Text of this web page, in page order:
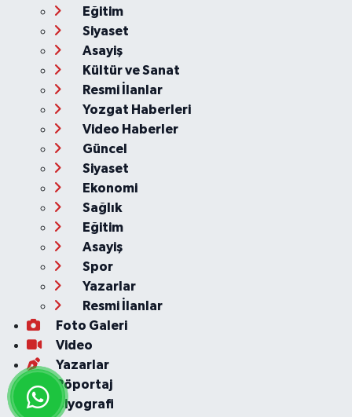
Eğitim
Siyaset
Asayiş
Kültür ve Sanat
Resmi İlanlar
Yozgat Haberleri
Video Haberler
Güncel
Siyaset
Ekonomi
Sağlık
Eğitim
Asayiş
Spor
Yazarlar
Resmi İlanlar
Foto Galeri
Video
Yazarlar
Röportaj
Biyografi